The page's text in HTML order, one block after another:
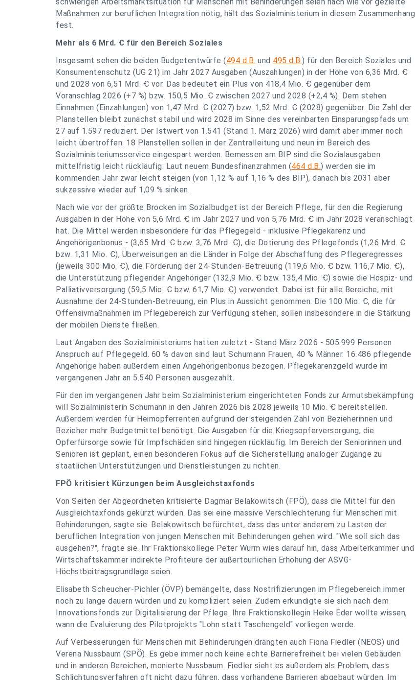
Maßnahmen zur beruflichen Integration nötig, hält das Sozialministerium in diesem Zusammenhang
fest.
Mehr als 6 Mrd. Ꞓ für den Bereich Soziales
Insgesamt sehen die beiden Budgetentwürfe (494 d.B. und 495 d.B.) für den Bereich Soziales und
Konsumentenschutz (UG 21) im Jahr 2027 Ausgaben (Auszahlungen) in der Höhe von 6,36 Mrd. Ꞓ
und 2028 von 6,51 Mrd. Ꞓ vor. Das bedeutet ein Plus von 418,4 Mio. Ꞓ gegenüber dem
Voranschlag 2026 (+7 %) bzw. 150,5 Mio. Ꞓ zwischen 2027 und 2028 (+2,4 %). Dem stehen
Einnahmen (Einzahlungen) von 1,47 Mrd. Ꞓ (2027) bzw. 1,52 Mrd. Ꞓ (2028) gegenüber. Die Zahl der
Planstellen bleibt zunächst stabil und wird 2028 im Sinne des vereinbarten Einsparungspfads um
27 auf 1.597 reduziert. Der Istwert von 1.541 (Stand 1. März 2026) wird damit aber immer noch
leicht übertroffen. 18 Planstellen sollen in der Zentralleitung und neun im Bereich des
Sozialministeriumsservice eingespart werden. Bemessen am BIP sind die Sozialausgaben
mittelfristig leicht rückläufig: Laut neuem Bundesfinanzrahmen (464 d.B.) werden sie im
kommenden Jahr zwar leicht steigen (von 1,12 % auf 1,16 % des BIP), danach bis 2031 aber
sukzessive wieder auf 1,09 % sinken.
Nach wie vor der größte Brocken im Sozialbudget ist der Bereich Pflege, für den die Regierung
Ausgaben in der Höhe von 5,6 Mrd. Ꞓ im Jahr 2027 und von 5,76 Mrd. Ꞓ im Jahr 2028 veranschlagt
hat. Die Mittel werden insbesondere für das Pflegegeld - inklusive Pflegekarenz und
Angehörigenbonus - (3,65 Mrd. Ꞓ bzw. 3,76 Mrd. Ꞓ), die Dotierung des Pflegefonds (1,26 Mrd. Ꞓ
bzw. 1,31 Mio. Ꞓ), Überweisungen an die Länder in Folge der Abschaffung des Pflegeregresses
(jeweils 300 Mio. Ꞓ), die Förderung der 24-Stunden-Betreuung (119,6 Mio. Ꞓ bzw. 116,7 Mio. Ꞓ),
die Unterstützung pflegender Angehöriger (132,9 Mio. Ꞓ bzw. 135,4 Mio. Ꞓ) sowie die Hospiz- und
Palliativversorgung (59,5 Mio. Ꞓ bzw. 61,7 Mio. Ꞓ) verwendet. Dabei ist für alle Bereiche, mit
Ausnahme der 24-Stunden-Betreuung, ein Plus in Aussicht genommen. Die 100 Mio. Ꞓ, die für
Offensivmaßnahmen im Pflegebereich zur Verfügung stehen, sollen insbesondere in die Stärkung
der mobilen Dienste fließen.
Laut Angaben des Sozialministeriums hatten zuletzt - Stand März 2026 - 505.999 Personen
Anspruch auf Pflegegeld. 60 % davon sind laut Schumann Frauen, 40 % Männer. 16.486 pflegende
Angehörige haben außerdem einen Angehörigenbonus bezogen. Pflegekarenzgeld wurde im
vergangenen Jahr an 5.540 Personen ausgezahlt.
Für den im vergangenen Jahr beim Sozialministerium eingerichteten Fonds zur Armutsbekämpfung
will Sozialministerin Schumann in den Jahren 2026 bis 2028 jeweils 10 Mio. Ꞓ bereitstellen.
Außerdem werden für Heimopferrenten aufgrund der steigenden Zahl von Bezieherinnen und
Bezieher mehr Budgetmittel benötigt. Die Ausgaben für die Kriegsopferversorgung, die
Opferfürsorge sowie für Impfschäden sind hingegen rückläufig. Im Bereich der Seniorinnen und
Senioren ist geplant, einen besonderen Fokus auf die Sicherstellung analoger Zugänge zu
staatlichen Unterstützungen und Dienstleistungen zu richten.
FPÖ kritisiert Kürzungen beim Ausgleichstaxfonds
Von Seiten der Abgeordneten kritisierte Dagmar Belakowitsch (FPÖ), dass die Mittel für den
Ausgleichtaxfonds gekürzt würden. Das sei eine massive Verschlechterung für Menschen mit
Behinderungen, sagte sie. Belakowitsch befürchtet, dass das unter anderem zu Lasten der
beruflichen Integration von jungen Menschen mit Behinderungen gehen wird. "Wie soll sich das
ausgehen?", fragte sie. Ihr Fraktionskollege Peter Wurm wies darauf hin, dass Arbeiterkammer und
Wirtschaftskammer indirekte Profiteure der außertourlichen Erhöhung der ASVG-
Höchstbeitragsgrundlage seien.
Elisabeth Scheucher-Pichler (ÖVP) bemängelte, dass Nostrifizierungen im Pflegebereich immer
noch zu lange dauern würden und zu kompliziert seien. Zudem erkundigte sie sich nach dem
Innovationsfonds zur Digitalisierung der Pflege. Ihre Fraktionskollegin Heike Eder wollte wissen,
wann die Evaluierung des Pilotprojekts "Lohn statt Taschengeld" vorliegen werde.
Auf Verbesserungen für Menschen mit Behinderungen drängten auch Fiona Fiedler (NEOS) und
Verena Nussbaum (SPÖ). Es gebe immer noch keine echte Barrierefreiheit bei vielen Gebäuden
und in anderen Bereichen, monierte Nussbaum. Fiedler sieht es außerdem als Problem, dass
Schlichtungsverfahren oft nicht dazu führen, dass vorhandene Barrieren abgebaut würden. Im